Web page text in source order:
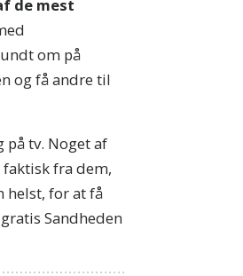
de mest
om på
og få andre til
på tv. Noget af
fra dem,
helst, for at få
Sandheden
TAK